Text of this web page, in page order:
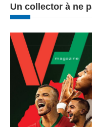
Un collector à ne